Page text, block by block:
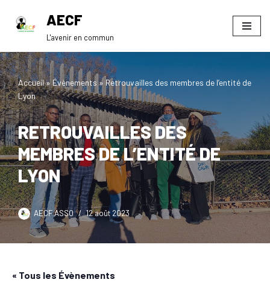
Aller
contenu
AECF
L'avenir en commun
Accueil»Évènements»Retrouvailles des membres de l’entité de
Lyon
RETROUVAILLES DES
MEMBRES DE L’ENTITÉ DE
LYON
AECF ASSO 12 août 2023
« Tous les Évènements